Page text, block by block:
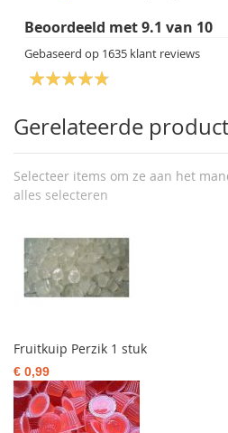
Beoordeeld met9.1 van 10
Gebaseerd op 1635 klant reviews
Gerelateerde
Selecteer items om ze aan het
alles selecteren
Fruitkuip Perzik 1 stuk
€ 0,99